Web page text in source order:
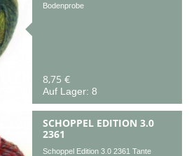
Bodenprobe
8,75 €
Auf Lager: 8
SCHOPPEL EDITION 3.0
2361
Schoppel Edition 3.0 2361 Tante